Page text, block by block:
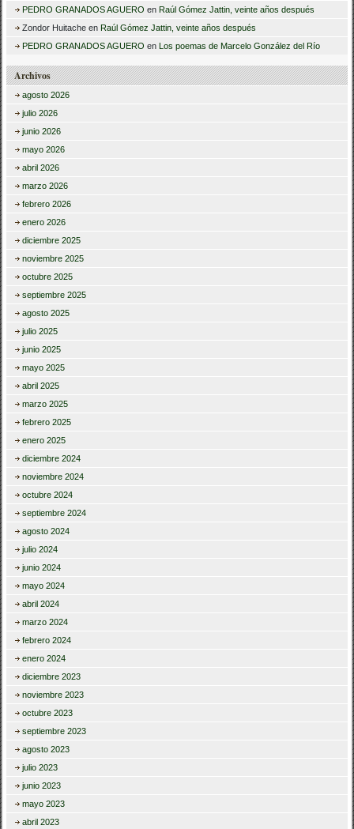
PEDRO GRANADOS AGUERO en Raúl Gómez Jattin, veinte años después
Zondor Huitache en Raúl Gómez Jattin, veinte años después
PEDRO GRANADOS AGUERO en Los poemas de Marcelo González del Río
Archivos
agosto 2026
julio 2026
junio 2026
mayo 2026
abril 2026
marzo 2026
febrero 2026
enero 2026
diciembre 2025
noviembre 2025
octubre 2025
septiembre 2025
agosto 2025
julio 2025
junio 2025
mayo 2025
abril 2025
marzo 2025
febrero 2025
enero 2025
diciembre 2024
noviembre 2024
octubre 2024
septiembre 2024
agosto 2024
julio 2024
junio 2024
mayo 2024
abril 2024
marzo 2024
febrero 2024
enero 2024
diciembre 2023
noviembre 2023
octubre 2023
septiembre 2023
agosto 2023
julio 2023
junio 2023
mayo 2023
abril 2023